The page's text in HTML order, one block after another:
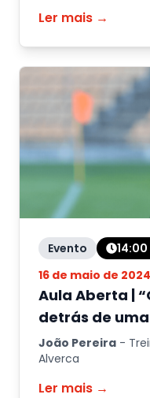
Ler mais →
Evento 14:00
16 de maio de 2024
Aula Aberta |
detrás de
João Pereira -
Alverca
Ler mais →